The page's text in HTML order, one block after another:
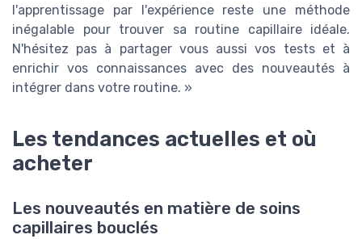
l'apprentissage par l'expérience reste une méthode
inégalable pour trouver sa routine capillaire idéale.
N'hésitez pas à partager vous aussi vos tests et à
enrichir vos connaissances avec des nouveautés à
intégrer dans votre routine. »
Les tendances actuelles et où
acheter
Les nouveautés en matière de soins
capillaires bouclés